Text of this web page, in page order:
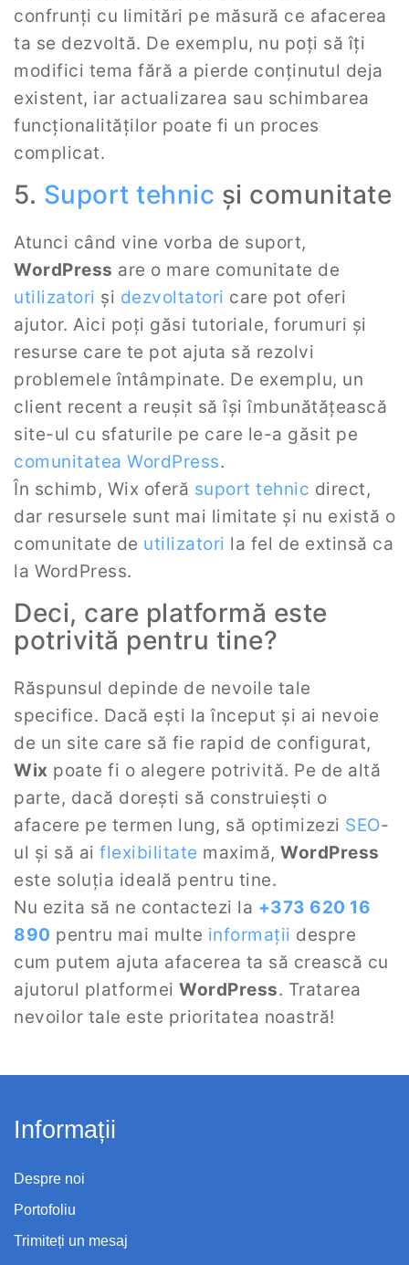
confrunți cu limitări pe măsură ce afacerea
ta se dezvoltă. De exemplu, nu poți să îți
modifici tema fără a pierde conținutul deja
existent, iar actualizarea sau schimbarea
funcționalităților poate fi un proces
complicat.
5. Suport tehnic și comunitate
Atunci când vine vorba de suport,
WordPress are o mare comunitate de
utilizatori și dezvoltatori care pot oferi
ajutor. Aici poți găsi tutoriale, forumuri și
resurse care te pot ajuta să rezolvi
problemele întâmpinate. De exemplu, un
client recent a reușit să își îmbunătățească
site-ul cu sfaturile pe care le-a găsit pe
comunitatea WordPress.
În schimb, Wix oferă suport tehnic direct,
dar resursele sunt mai limitate și nu există o
comunitate de utilizatori la fel de extinsă ca
la WordPress.
Deci, care platformă este
potrivită pentru tine?
Răspunsul depinde de nevoile tale
specifice. Dacă ești la început și ai nevoie
de un site care să fie rapid de configurat,
Wix poate fi o alegere potrivită. Pe de altă
parte, dacă dorești să construiești o
afacere pe termen lung, să optimizezi SEO-
ul și să ai flexibilitate maximă, WordPress
este soluția ideală pentru tine.
Nu ezita să ne contactezi la +373 620 16
890 pentru mai multe informații despre
cum putem ajuta afacerea ta să crească cu
ajutorul platformei WordPress. Tratarea
nevoilor tale este prioritatea noastră!
Informații
Despre noi
Portofoliu
Trimiteți un mesaj